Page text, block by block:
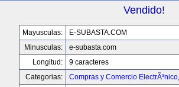
Vendido!
Mayusculas:
E-SUBASTA.COM
Minusculas:
e-subasta.com
Longitud:
9 caracteres
Categorias:
Compras y Comercio ElectrÃ³nico